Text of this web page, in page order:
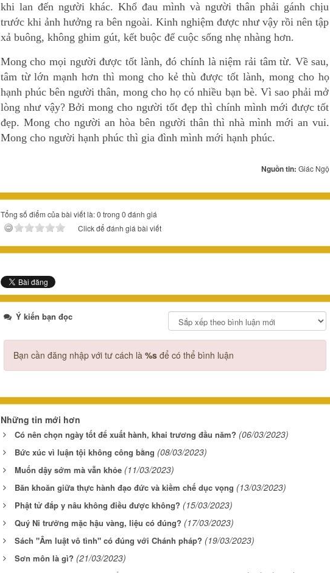
khi lan đến người khác. Khổ đau mình và người thân phải gánh chịu
trước khi ảnh hưởng ra bên ngoài. Kinh nghiệm được như vậy rồi nên tập
xả buông, không ghim gút, kết buộc để cuộc sống nhẹ nhàng hơn.
Mong cho mọi người được tốt lành, đó chính là niệm rải tâm từ. Về sau,
tâm từ lớn mạnh hơn thì mong cho kẻ thù được tốt lành, mong cho họ
hạnh phúc bên người thân, mong cho họ có nhiều bạn bè. Vì sao phải mở
lòng như vậy? Bởi mong cho người tốt đẹp thì chính mình mới được tốt
đẹp. Mong cho người an hòa bên người thân thì nhà mình mới an vui.
Mong cho người hạnh phúc thì gia đình mình mới hạnh phúc.
Nguồn tin: Giác Ngộ
Tổng số điểm của bài viết là: 0 trong 0 đánh giá
Click để đánh giá bài viết
Ý kiến bạn đọc
Bạn cần đăng nhập với tư cách là %sđể có thể bình luận
Những tin mới hơn
Có nên chọn ngày tốt để xuất hành, khai trương đầu năm? (06/03/2023)
Bức xúc vì luận tội không công bằng (08/03/2023)
Muốn dậy sớm mà vẫn khỏe (11/03/2023)
Băn khoăn giữa thực hành đạo đức và kiềm chế dục vọng (13/03/2023)
Phật tử đắp y nâu không điều được không? (15/03/2023)
Quý Ni trưởng mặc hậu vàng, liệu có đúng? (17/03/2023)
Sách "Âm luật vô tình" có đúng với Chánh pháp? (19/03/2023)
Sơn môn là gì? (21/03/2023)